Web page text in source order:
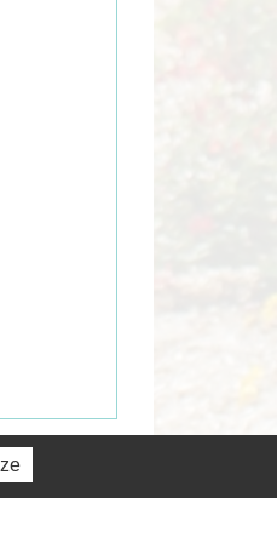
cette page